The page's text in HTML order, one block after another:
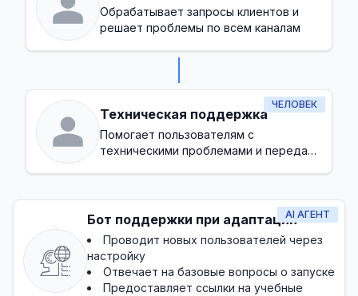
Обрабатывает запросы клиентов и
решает проблемы по всем каналам
ЧЕЛОВЕК
Техническая поддержка
Помогает пользователям с
техническими проблемами и передает
AI АГЕНТ
Бот поддержки при адаптации
Проводит новых пользователей через
настройку
Отвечает на базовые вопросы о запуске
Предоставляет ссылки на учебные